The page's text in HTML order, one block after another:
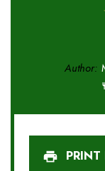
Author:
PRINT